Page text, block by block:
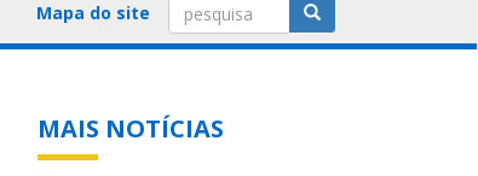
Mapa do site
MAIS NOTÍCIAS